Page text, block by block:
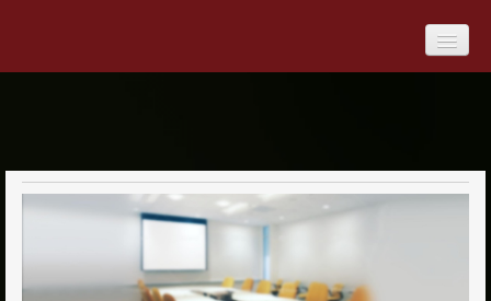
Digitale Medien
Overhead-Projektoren